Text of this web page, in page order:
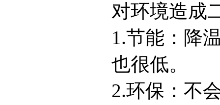
对环境造成
1.节能：降
也很低。
2.环保：不